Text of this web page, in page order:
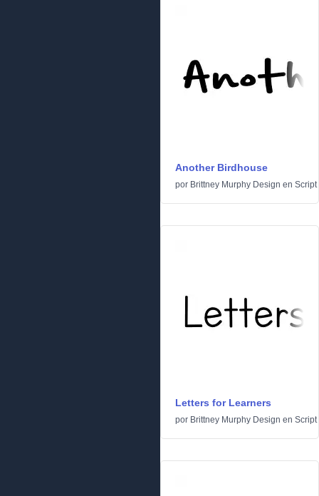
Another Birdhouse
por Brittney Murphy Design en Script
Letters for Learners
por Brittney Murphy Design en Script